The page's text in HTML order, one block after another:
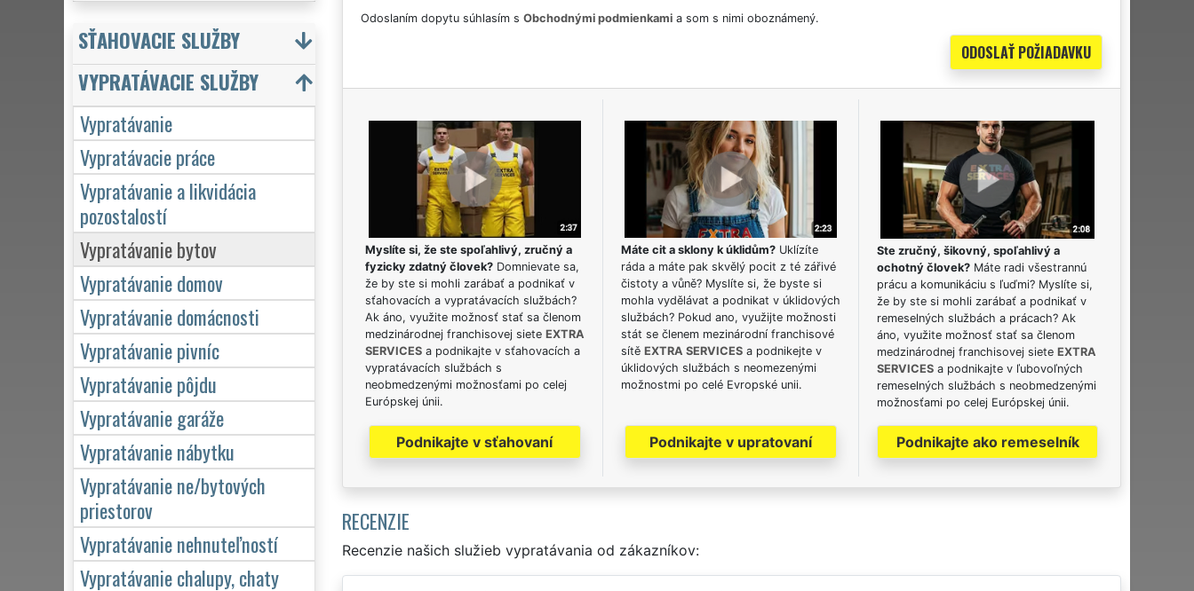
Odoslaním dopytu súhlasím s Obchodnými podmienkamia som s nimi oboznámený.
Myslíte si, že ste spoľahlivý, zručný a
fyzicky zdatný človek?Domnievate sa,
že by ste si mohli zarábať a podnikať v
sťahovacích a vypratávacích službách?
Ak áno, využite možnosť stať sa členom
medzinárodnej franchisovej siete EXTRA
SERVICESa podnikajte v sťahovacích a
vypratávacích službách s
neobmedzenými možnosťami po celej
Európskej únii.
Podnikajte v sťahovaní
Máte cit a sklony k úklidům?Uklízíte
ráda a máte pak skvělý pocit z té zářivé
čistoty a vůně? Myslíte si, že byste si
mohla vydělávat a podnikat v úklidových
službách? Pokud ano, využijte možnosti
stát se členem mezinárodní franchisové
sítě EXTRA SERVICESa podnikejte v
úklidových službách s neomezenými
možnostmi po celé Evropské unii.
Podnikajte v upratovaní
Ste zručný, šikovný, spoľahlivý a
ochotný človek? Máte radi všestrannú
prácu a komunikáciu s ľuďmi? Myslíte si,
že by ste si mohli zarábať a podnikať v
remeselných službách a prácach? Ak
áno, využite možnosť stať sa členom
medzinárodnej franchisovej siete EXTRA
SERVICES a podnikajte v ľubovoľných
remeselných službách s neobmedzenými
možnosťami po celej Európskej únii.
Podnikajte ako remeselník
RECENZIE
Recenzie našich služieb vypratávania od zákazníkov:
SŤAHOVACIE SLUŽBY
VYPRATÁVACIE SLUŽBY
Vypratávanie
Vypratávacie práce
Vypratávanie a likvidácia
pozostalostí
Vypratávanie bytov
Vypratávanie domov
Vypratávanie domácnosti
Vypratávanie pivníc
Vypratávanie pôjdu
Vypratávanie garáže
Vypratávanie nábytku
Vypratávanie ne/bytových
priestorov
Vypratávanie nehnuteľností
Vypratávanie chalupy, chaty